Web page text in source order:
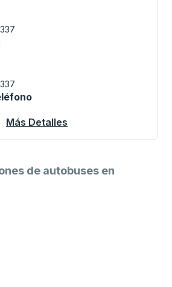
las teclas de flecha o la tecla
Más Detalles
de autobuses en